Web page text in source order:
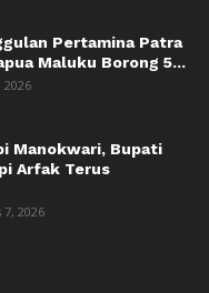
Pertamina Patra
Maluku Borong 5...
2026
Manokwari, Bupati
Arfak Terus
7, 2026